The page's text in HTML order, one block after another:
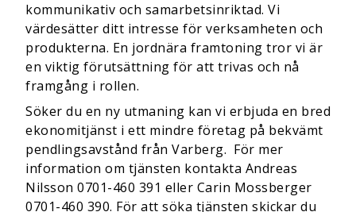
kommunikativ och samarbetsinriktad. Vi
värdesätter ditt intresse för verksamheten och
produkterna. En jordnära framtoning tror vi är
en viktig förutsättning för att trivas och nå
framgång i rollen.
Söker du en ny utmaning kan vi erbjuda en bred
ekonomitjänst i ett mindre företag på bekvämt
pendlingsavstånd från Varberg. För mer
information om tjänsten kontakta Andreas
Nilsson 0701-460 391 eller Carin Mossberger
0701-460 390. För att söka tjänsten skickar du